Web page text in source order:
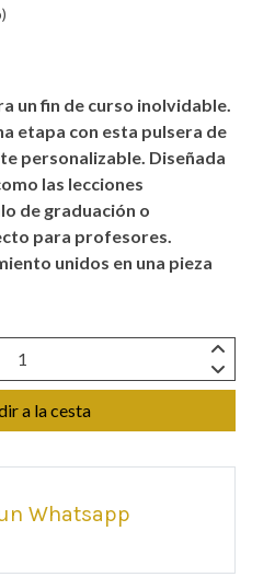
un fin de curso inolvidable.
etapa con esta pulsera de
personalizable. Diseñada
las lecciones
de graduación o
para profesores.
unidos en una pieza
a la cesta
Whatsapp